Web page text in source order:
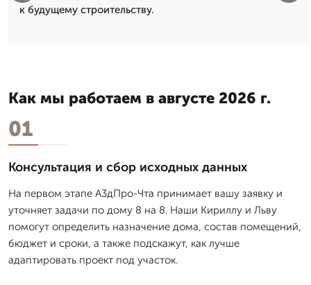
к будущему строительству.
Как мы работаем в августе 2026 г.
01
Консультация и сбор исходных данных
На первом этапе А3дПро-Чта принимает вашу заявку и
уточняет задачи по дому 8 на 8. Наши Кириллу и Льву
помогут определить назначение дома, состав помещений,
бюджет и сроки, а также подскажут, как лучше
адаптировать проект под участок.